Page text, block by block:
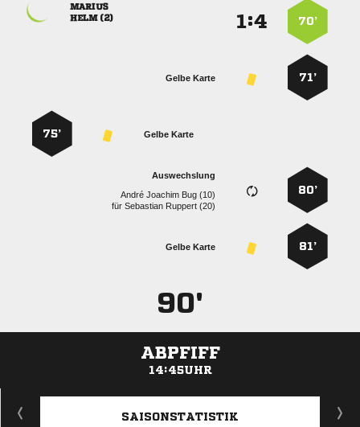
70’
:

 
71’
Gelbe Karte
Gelbe Karte
75’
80’
Auswechslung
   
für  
81’
Gelbe Karte
90'
ABPFIFF
14:45UHR
ANZEIGE
SAISONSTATISTIK